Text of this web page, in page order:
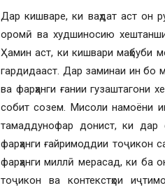
Дар кишваре, ки ваҳдат аст он
оромӣ ва худшиносию
Ҳамин аст, ки кишвари маҳбуби
гардидааст. Дар заминаи ин бо
ва фарҳанги ғании гузаштагони
собит созем. Мисоли намоёни
тамаддунофар донист, ки дар
фарҳанги ғайримоддии тоҷикон
фарҳанги миллӣ мерасад, ки ба
тоҷикон ва контекстҳои